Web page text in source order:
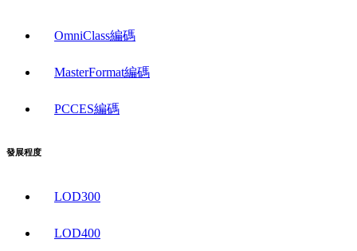
OmniClass編碼
MasterFormat編碼
PCCES編碼
發展程度
LOD300
LOD400